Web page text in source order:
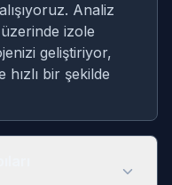
Analiz
izole
geliştiriyor,
hızlı bir şekilde